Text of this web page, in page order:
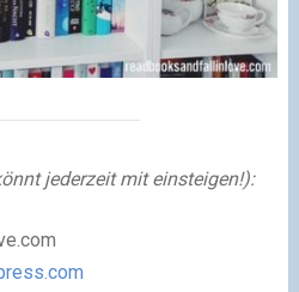
jederzeit mit einsteigen!):